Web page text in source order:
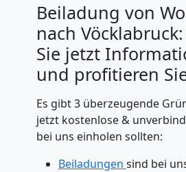
Beiladung von
nach
Sie jetzt
und profitieren
Es gibt 3 überzeugende
jetzt kostenlose &
bei uns einholen sollten:
Beiladungen sind bei